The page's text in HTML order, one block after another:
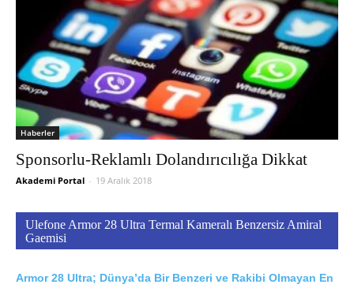
Haberler
Sponsorlu-Reklamlı Dolandırıcılığa Dikkat
Akademi Portal - 19 Aralık 2018
Ulefone Armor 28 Ultra Termal Kameralı Benzersiz Amiral
Gaemisi
Armor 28 Ultra; Dünya’da Bir Benzeri ve Rakibi Olmayan En